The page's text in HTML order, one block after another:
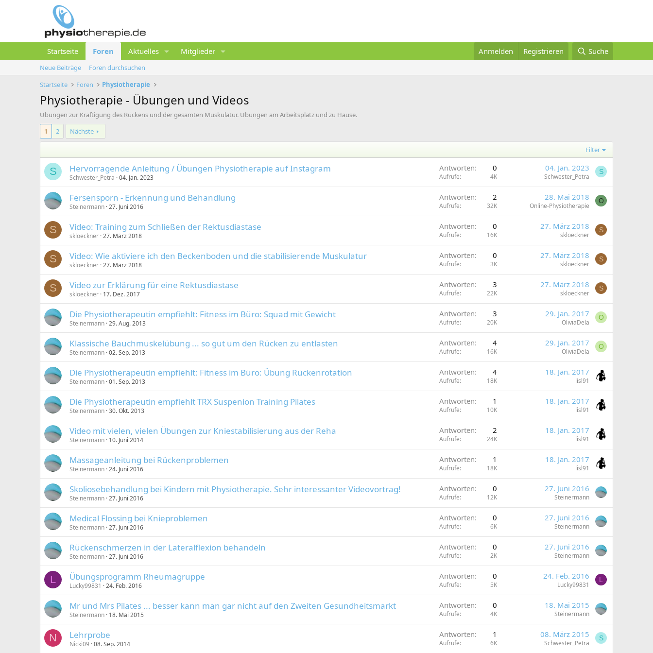
Startseite Foren Aktuelles Mitglieder Anmelden Registrieren Suche
Neue Beiträge
Foren durchsuchen
Startseite
Foren Physiotherapie
Physiotherapie - Übungen und Videos
Übungen zur Kräftigung des Rückens und der gesamten Muskulatur. Übungen am Arbeitsplatz und zu Hause.
1
2 Nächste
Filter
S Hervorragende Anleitung / Übungen Physiotherapie auf Instagram
Schwester_Petra 04. Jan. 2023
Antworten 0
Aufrufe 4K
04. Jan. 2023
Schwester_Petra
S
Fersensporn - Erkennung und Behandlung
Steinermann 27. Juni 2016
Antworten 2
Aufrufe 32K
28. Mai 2018
Online-Physiotherapie
O
S Video: Training zum Schließen der Rektusdiastase
skloeckner 27. März 2018
Antworten 0
Aufrufe 16K
27. März 2018
skloeckner
S
S Video: Wie aktiviere ich den Beckenboden und die stabilisierende Muskulatur
skloeckner 27. März 2018
Antworten 0
Aufrufe 3K
27. März 2018
skloeckner
S
S Video zur Erklärung für eine Rektusdiastase
skloeckner 17. Dez. 2017
Antworten 3
Aufrufe 22K
27. März 2018
skloeckner
S
Die Physiotherapeutin empfiehlt: Fitness im Büro: Squad mit Gewicht
Steinermann 29. Aug. 2013
Antworten 3
Aufrufe 20K
29. Jan. 2017
OliviaDela
O
Klassische Bauchmuskelübung ... so gut um den Rücken zu entlasten
Steinermann 02. Sep. 2013
Antworten 4
Aufrufe 16K
29. Jan. 2017
OliviaDela
O
Die Physiotherapeutin empfiehlt: Fitness im Büro: Übung Rückenrotation
Steinermann 01. Sep. 2013
Antworten 4
Aufrufe 18K
18. Jan. 2017
lisl91
Die Physiotherapeutin empfiehlt TRX Suspenion Training Pilates
Steinermann 30. Okt. 2013
Antworten 1
Aufrufe 10K
18. Jan. 2017
lisl91
Video mit vielen, vielen Übungen zur Kniestabilisierung aus der Reha
Steinermann 10. Juni 2014
Antworten 2
Aufrufe 24K
18. Jan. 2017
lisl91
Massageanleitung bei Rückenproblemen
Steinermann 24. Juni 2016
Antworten 1
Aufrufe 18K
18. Jan. 2017
lisl91
Skoliosebehandlung bei Kindern mit Physiotherapie. Sehr interessanter Videovortrag!
Steinermann 27. Juni 2016
Antworten 0
Aufrufe 12K
27. Juni 2016
Steinermann
Medical Flossing bei Knieproblemen
Steinermann 27. Juni 2016
Antworten 0
Aufrufe 6K
27. Juni 2016
Steinermann
Rückenschmerzen in der Lateralflexion behandeln
Steinermann 27. Juni 2016
Antworten 0
Aufrufe 2K
27. Juni 2016
Steinermann
L Übungsprogramm Rheumagruppe
Lucky99831 24. Feb. 2016
Antworten 0
Aufrufe 5K
24. Feb. 2016
Lucky99831
L
Mr und Mrs Pilates ... besser kann man gar nicht auf den Zweiten Gesundheitsmarkt
Steinermann 18. Mai 2015
Antworten 0
Aufrufe 4K
18. Mai 2015
Steinermann
N Lehrprobe
Nicki09 08. Sep. 2014
Antworten 1
Aufrufe 6K
08. März 2015
Schwester_Petra
S